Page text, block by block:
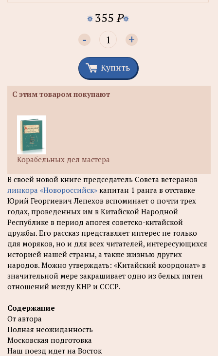
355 P
- +
Купить
С этим товаром покупают
Корабельных дел мастера
В своей новой книге председатель Совета ветеранов
линкора «Новороссийск» капитан 1 ранга в отставке
Юрий Георгиевич Лепехов вспоминает о почти трех
годах, проведенных им в Китайской Народной
Республике в период апогея советско-китайской
дружбы. Его рассказ представляет интерес не только
для моряков, но и для всех читателей, интересующихся
историей нашей страны, а также жизнью других
народов. Можно утверждать: «Китайский коордонат» в
значительной мере закрашивает одно из белых пятен
отношений между КНР и СССР.
Содержание
От автора
Полная неожиданность
Московская подготовка
Наш поезд идет на Восток